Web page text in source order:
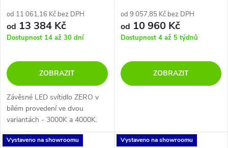
od 11 061,16 Kč bez DPH
od 13 384 Kč
Dostupnost 14 až 30 dní
ZOBRAZIT
Závěsné LED svítidlo ZERO v
bílém provedení ve dvou
variantách - 3000K a 4000K.
od 9 057,85 Kč bez DPH
od 10 960 Kč
Dostupnost 4 až 5 týdnů
ZOBRAZIT
Vystaveno na showroomu Vystaveno na showroomu